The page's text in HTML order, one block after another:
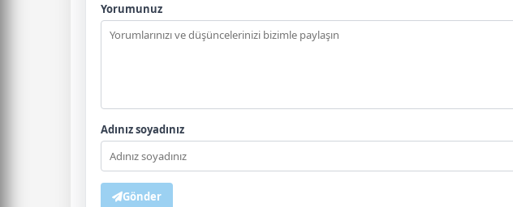
Yorumunuz
Adınız soyadınız
Gönder